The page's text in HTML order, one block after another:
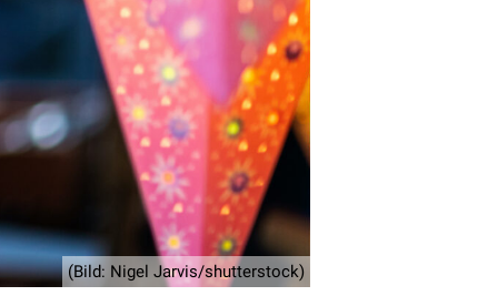
(Bild: Nigel Jarvis/shutterstock)